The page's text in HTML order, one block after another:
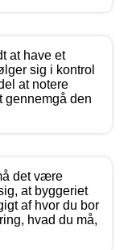
at have et
sig i kontrol
at notere
gennemgå den
det være
at byggeriet
af hvor du bor
hvad du må,